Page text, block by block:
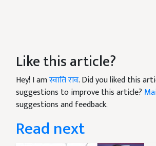
Like this article?
Hey! I amस्वाति राव. Did you liked this
suggestions to improve this article?
suggestions and feedback.
Read next